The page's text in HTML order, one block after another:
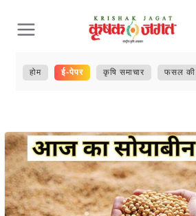
content
होम ई-पेपर कृषि समाचार फसल की